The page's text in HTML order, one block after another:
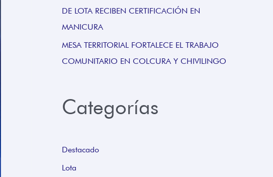
DE LOTA RECIBEN CERTIFICACIÓN EN
MANICURA
MESA TERRITORIAL FORTALECE EL TRABAJO
COMUNITARIO EN COLCURA Y CHIVILINGO
Categorías
Destacado
Lota